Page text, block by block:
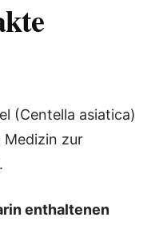
(Centella asiatica)
zur
enthaltenen